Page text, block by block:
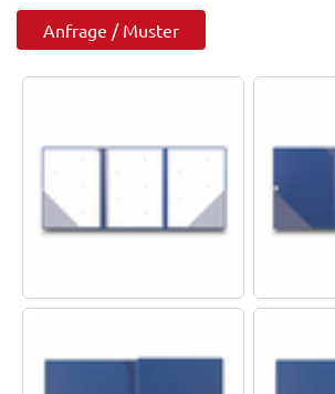
Anfrage / Muster